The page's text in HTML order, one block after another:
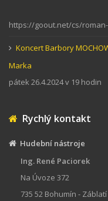
https://goout.net/cs/
Koncert Barbory
Marka
pátek 26.4.2024 v 19 hodin
Rychlý kontakt
Hudební nástroje
Ing. René Paciorek
Na Úvoze 372
735 52 Bohumín - Záblatí